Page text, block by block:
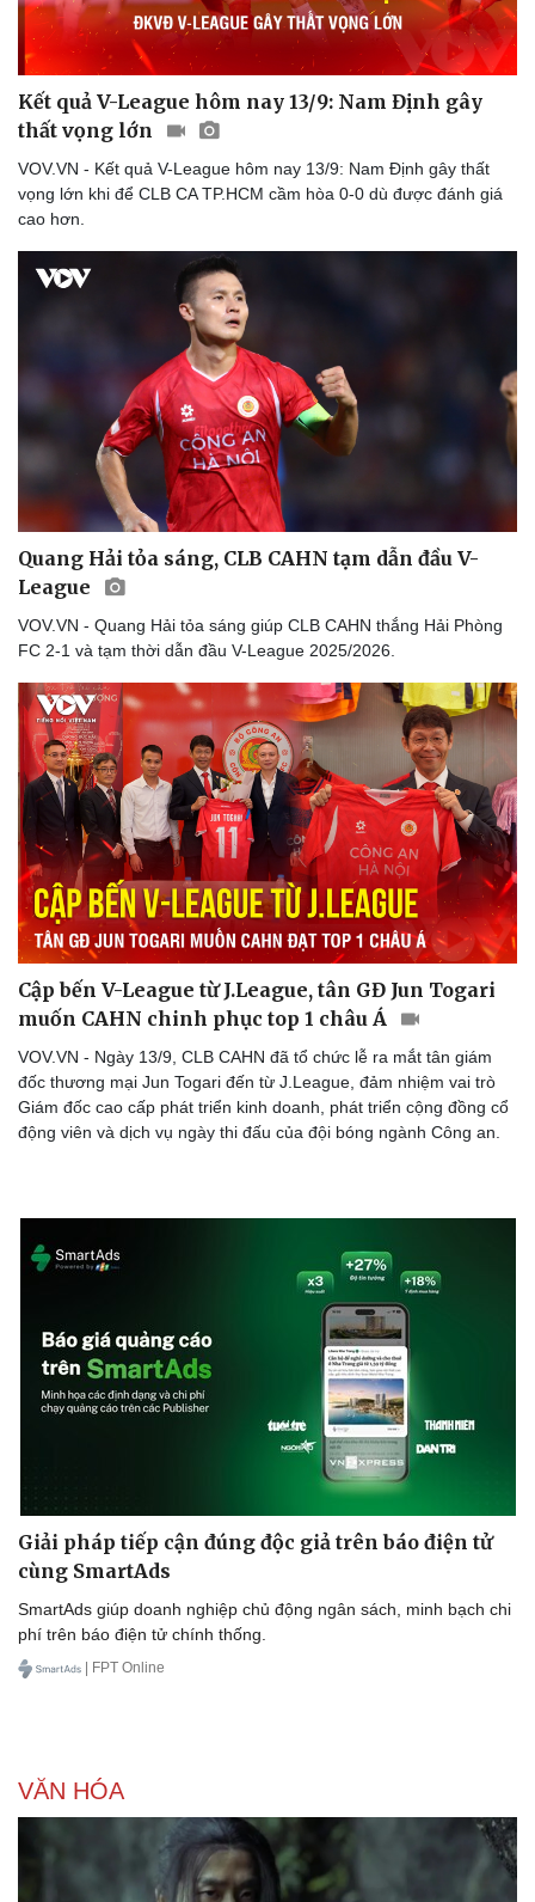
Lịch thi đấu bóng đá
Thế giới thể thao
Hậu trường
Xe máy
Tư vấn
Kết quả V-League hôm nay 13/9: Nam Định gây
thất vọng lớn
VOV.VN - Kết quả V-League hôm nay 13/9: Nam Định gây thất
vọng lớn khi để CLB CA TP.HCM cầm hòa 0-0 dù được đánh giá
cao hơn.
Quang Hải tỏa sáng, CLB CAHN tạm dẫn đầu V-
League
VOV.VN - Quang Hải tỏa sáng giúp CLB CAHN thắng Hải Phòng
FC 2-1 và tạm thời dẫn đầu V-League 2025/2026.
Cập bến V-League từ J.League, tân GĐ Jun Togari
muốn CAHN chinh phục top 1 châu Á
VOV.VN - Ngày 13/9, CLB CAHN đã tổ chức lễ ra mắt tân giám
đốc thương mại Jun Togari đến từ J.League, đảm nhiệm vai trò
Giám đốc cao cấp phát triển kinh doanh, phát triển cộng đồng cổ
động viên và dịch vụ ngày thi đấu của đội bóng ngành Công an.
Giải pháp tiếp cận đúng độc giả trên báo điện tử
cùng SmartAds
SmartAds giúp doanh nghiệp chủ động ngân sách, minh bạch chi
phí trên báo điện tử chính thống.
| FPT Online
VĂN HÓA